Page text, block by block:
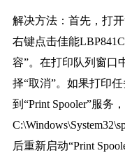
解决方法：首先，打开
右键点击佳能
容”。在打印队列窗口
择“取消”。如果打印
到“Print Spooler”服务
后重新启动“Print